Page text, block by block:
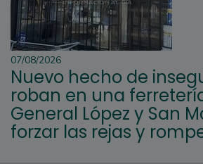
07/08/2026
Nuevo hecho de
roban en una
General López y San
forzar las rejas y